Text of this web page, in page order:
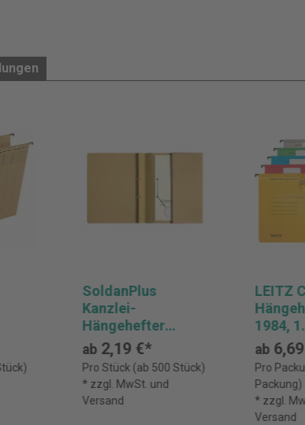
SoldanPlus
Kanzlei-
Hängehefter
CLASSIC LIGHT, 2
Abheftvorrichtung
en,
Rechts-/Linksheft
ab 2,19 €*
Pro Stück (ab 500 Stück)
* zzgl. MwSt. und
Versand
LEITZ
1984, 1
,
Pack: 5
ab
Pro
Packung)
* zzgl.
Versand